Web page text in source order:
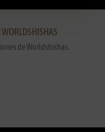
WORLDSHISHAS
de Worldshishas.